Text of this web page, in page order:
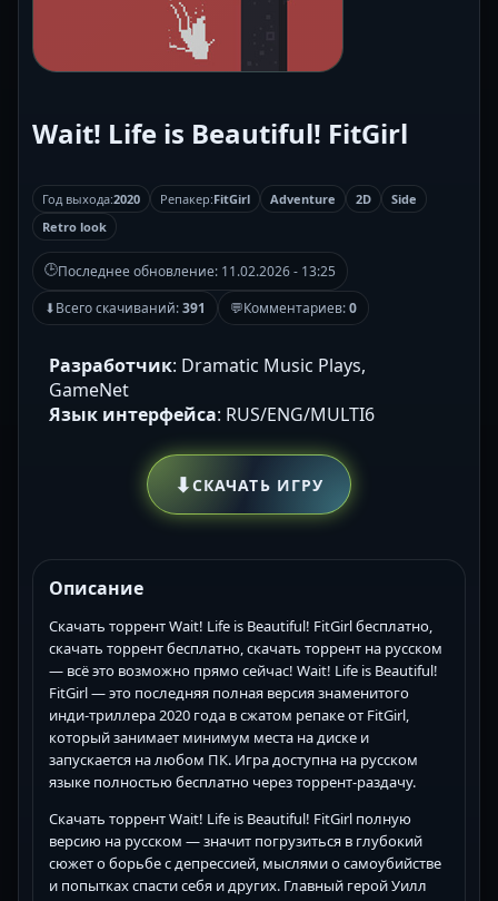
Wait! Life is Beautiful! FitGirl
Год выхода:2020 Репакер:FitGirl Adventure 2D
Side
Retro look
🕒Последнее обновление: 11.02.2026 - 13:25
⬇Всего скачиваний:391 💬Комментариев:0
Разработчик: Dramatic Music Plays,
GameNet
Язык интерфейса: RUS/ENG/MULTI6
⬇СКАЧАТЬ ИГРУ
Описание
Скачать торрент Wait! Life is Beautiful! FitGirl бесплатно,
скачать торрент бесплатно, скачать торрент на русском
— всё это возможно прямо сейчас! Wait! Life is Beautiful!
FitGirl — это последняя полная версия знаменитого
инди-триллера 2020 года в сжатом репаке от FitGirl,
который занимает минимум места на диске и
запускается на любом ПК. Игра доступна на русском
языке полностью бесплатно через торрент-раздачу.
Скачать торрент Wait! Life is Beautiful! FitGirl полную
версию на русском — значит погрузиться в глубокий
сюжет о борьбе с депрессией, мыслями о самоубийстве
и попытках спасти себя и других. Главный герой Уилл